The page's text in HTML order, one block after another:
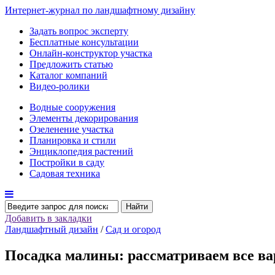
Интернет-журнал по ландшафтному дизайну
Задать вопрос эксперту
Бесплатные консультации
Онлайн-конструктор участка
Предложить статью
Каталог компаний
Видео-ролики
Водные сооружения
Элементы декорирования
Озеленение участка
Планировка и стили
Энциклопедия растений
Постройки в саду
Садовая техника
Найти
Добавить в закладки
Ландшафтный дизайн / Сад и огород
Посадка малины: рассматриваем все